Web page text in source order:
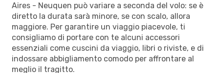
Aires - Neuquen può variare a seconda del volo: se è
diretto la durata sarà minore, se con scalo, allora
maggiore. Per garantire un viaggio piacevole, ti
consigliamo di portare con te alcuni accessori
essenziali come cuscini da viaggio, libri o riviste, e di
indossare abbigliamento comodo per affrontare al
meglio il tragitto.